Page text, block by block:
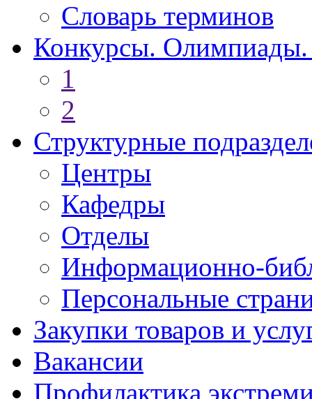
Словарь терминов
Конкурсы.
1
2
Структурные
Центры
Кафедры
Отделы
Информационно-
Персональные
Закупки товаров и
Вакансии
Профилактика